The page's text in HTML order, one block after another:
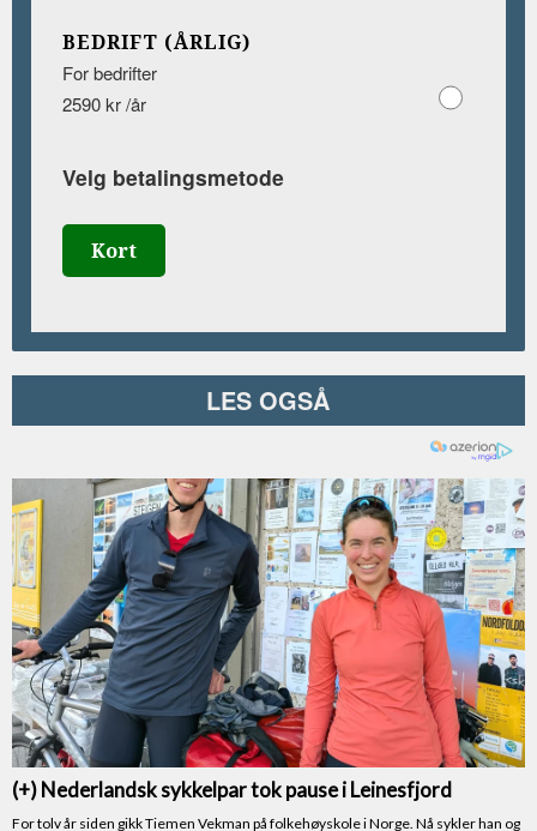
BEDRIFT (ÅRLIG)
For bedrifter
2590 kr /år
Velg betalingsmetode
Kort
LES OGSÅ